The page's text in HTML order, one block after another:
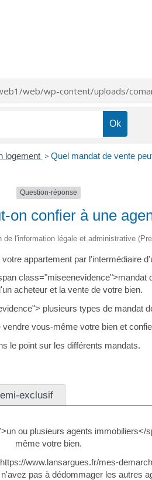
web/wp-content/uploads/
logement > Quel mandat de vente
Question-réponse
on confier à une
de l'information légale et administrative
appartement par l'intermédiaire
acheteur et la vente de votre bien.
plusieurs types de mandat
vous-même votre bien et
le point sur les différents mandats.
exclusif
ou plusieurs agents immobiliers</
même votre bien.
www.lansargues.fr/mes-
pas à dédommager les autres